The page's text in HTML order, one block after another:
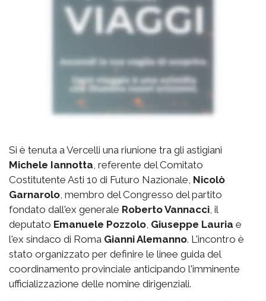
Si è tenuta a Vercelli una riunione tra gli astigiani
Michele Iannotta, referente del Comitato
Costitutente Asti 10 di Futuro Nazionale, Nicolò
Garnarolo, membro del Congresso del partito
fondato dall'ex generale Roberto Vannacci, il
deputato Emanuele Pozzolo, Giuseppe Lauria e
l'ex sindaco di Roma Gianni Alemanno. L'incontro è
stato organizzato per definire le linee guida del
coordinamento provinciale anticipando l'imminente
ufficializzazione delle nomine dirigenziali.